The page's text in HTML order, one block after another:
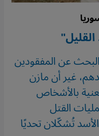
عن المفقودين
غير أن مازن
بالأشخاص
القتل
تُشكّلان تحديًا